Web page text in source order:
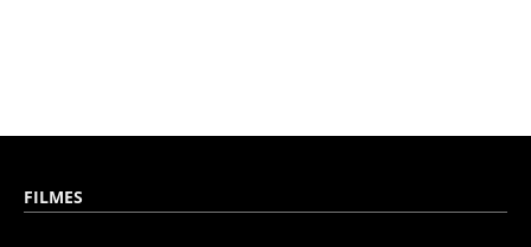
FILMES